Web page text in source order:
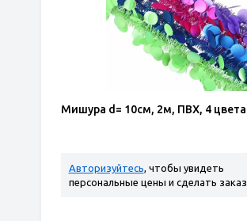
Мишура d= 10см, 2м, ПВХ, 4 цвета
Авторизуйтесь, чтобы увидеть
персональные цены и сделать заказ